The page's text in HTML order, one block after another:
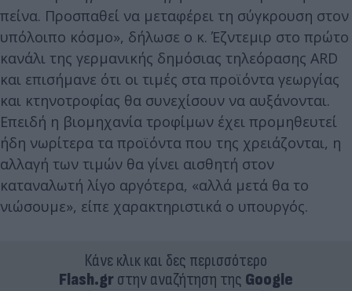
πείνα. Προσπαθεί να μεταφέρει τη σύγκρουση στον
υπόλοιπο κόσμο», δήλωσε ο κ. Έζντεμιρ στο πρώτο
κανάλι της γερμανικής δημόσιας τηλεόρασης ARD
και επισήμανε ότι οι τιμές στα προϊόντα γεωργίας
και κτηνοτροφίας θα συνεχίσουν να αυξάνονται.
Επειδή η βιομηχανία τροφίμων έχει προμηθευτεί
ήδη νωρίτερα τα προϊόντα που της χρειάζονται, η
αλλαγή των τιμών θα γίνει αισθητή στον
καταναλωτή λίγο αργότερα, «αλλά μετά θα το
νιώσουμε», είπε χαρακτηριστικά ο υπουργός.
Κάνε κλικ και δες περισσότερο
Flash.grστην αναζήτηση της Google